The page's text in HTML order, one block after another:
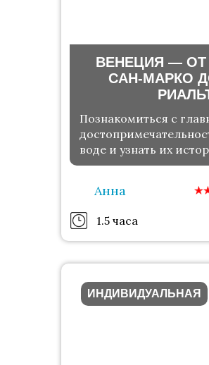
ВЕНЕЦИЯ —
САН-МАРКО
Познакомиться с
воде и узнать их
Анна
1.5 часа
ИНДИВИДУАЛЬНАЯ